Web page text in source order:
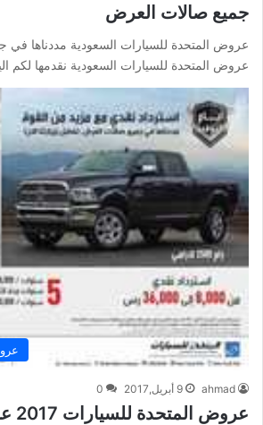
جميع صالات العرض
عروض المتحدة للسيارات السعودية مددناها
عروض المتحدة للسيارات السعودية نقدمها
ahmad 9 أبريل,2017 0